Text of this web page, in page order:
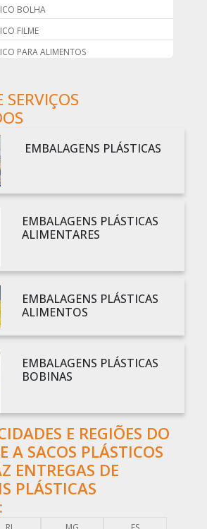
BOLHA
FILME
PARA ALIMENTOS
PRETO
TRANSPARENTE
ESTUFA
BOLHA
BOLHA 1
PLÁSTICAS
PARA EMBALAGENS
PARA FABRICAR SACOLAS
PERSONALIZADAS
PICOTADAS
RECICLADAS
TÉCNICAS
PLÁSTICA TRANSPARENTE
DOCUMENTOS
PALLET
SERVIÇOS
EMBALAGENS PLÁSTICAS
EMBALAGENS PLÁSTICAS
ALIMENTARES
EMBALAGENS PLÁSTICAS
ALIMENTOS
EMBALAGENS PLÁSTICAS
BOBINAS
E REGIÕES DO
A SACOS PLÁSTICOS
ENTREGAS DE
PLÁSTICAS